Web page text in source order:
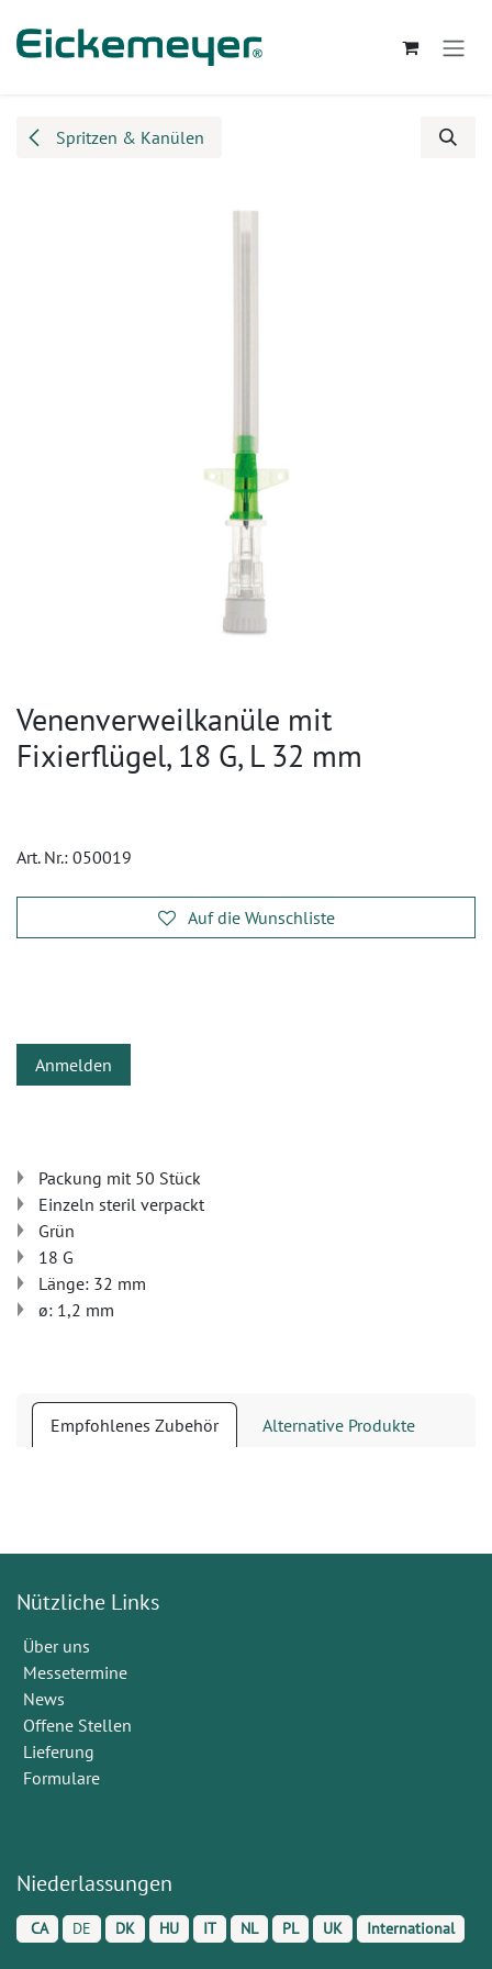
Spritzen & Kanülen
Venenverweilkanüle mit
Fixierflügel, 18 G, L 32 mm
Art. Nr.: 050019
Auf die Wunschliste
Anmelden
Packung mit 50 Stück
Einzeln steril verpackt
Grün
18 G
Länge: 32 mm
ø: 1,2 mm
Empfohlenes Zubehör Alternative Produkte
Nützliche Links
Über uns
Messetermine
News
Offene Stellen
Lieferung
Formulare
Niederlassungen
CA DE DK HU IT NL PL UK International